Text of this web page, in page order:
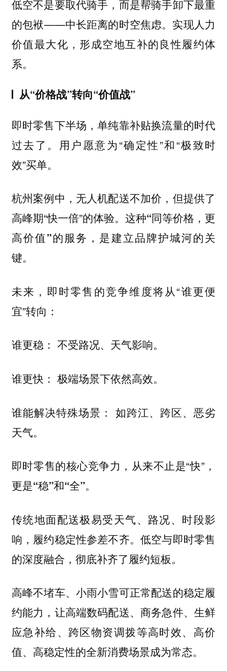
低空不是要取代骑手，而是帮骑手卸下最重
的包袱——中长距离的时空焦虑。实现人力
价值最大化，形成空地互补的良性履约体
系。
从“价格战”转向“价值战”
即时零售下半场，单纯靠补贴换流量的时代
过去了。用户愿意为“确定性”和“极致时
效”买单。
杭州案例中，无人机配送不加价，但提供了
高峰期“快一倍”的体验。这种“同等价格，更
高价值”的服务，是建立品牌护城河的关
键。
未来，即时零售的竞争维度将从“谁更便
宜”转向：
谁更稳： 不受路况、天气影响。
谁更快 ： 极端场景下依然高效。
谁能解决特殊场景 ： 如跨江、跨区、恶劣
天气。
即时零售的核心竞争力，从来不止是“快”，
更是“稳”和“全”。
传统地面配送极易受天气、路况、时段影
响，履约稳定性参差不齐。低空与即时零售
的深度融合，彻底补齐了履约短板。
高峰不堵车、小雨小雪可正常配送的稳定履
约能力，让高端数码配送、商务急件、生鲜
应急补给、跨区物资调拨等高时效、高价
值、高稳定性的全新消费场景成为常态。